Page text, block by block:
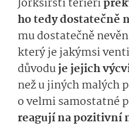
ho tedy dostatečně
mu dostatečně
který je jakýmsi
důvoduje jejich
než u jiných malých
o velmi samostatné
reagují na pozitivní